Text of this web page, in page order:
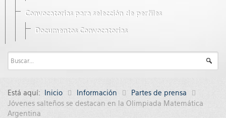
Convocatorias para selección de perfiles
Documentos Convocatorias
Está aquí: Inicio Información
Partes de prensa
Jóvenes salteños se destacan en la Olimpiada Matemática
Argentina